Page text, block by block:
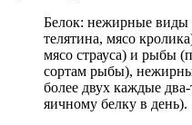
Белок: нежирные виды
телятина, мясо
мясо страуса) и рыбы
сортам рыбы),
более двух каждые
яичному белку в день).